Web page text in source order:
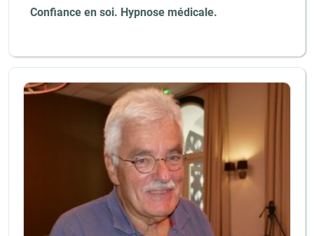
Confiance en soi. Hypnose médicale.